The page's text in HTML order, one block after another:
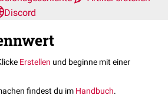
Discord
Erstellen und beginne mit einer
findest du im Handbuch.